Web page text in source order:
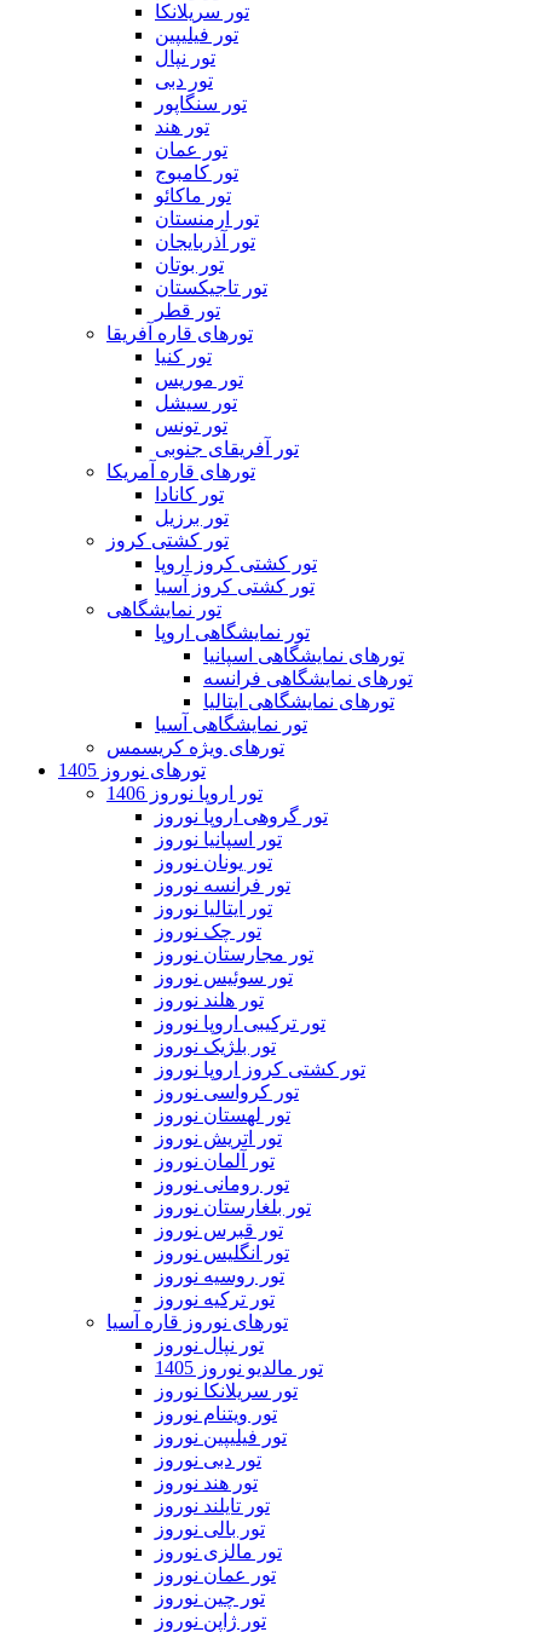
تور سریلانکا
تور فیلیپین
تور نپال
تور دبی
تور سنگاپور
تور هند
تور عمان
تور کامبوج
تور ماکائو
تور ارمنستان
تور آذربایجان
تور بوتان
تور تاجیکستان
تور قطر
تورهای قاره آفریقا
تور کنیا
تور موریس
تور سیشل
تور تونس
تور آفریقای جنوبی
تورهای قاره آمریکا
تور کانادا
تور برزیل
تور کشتی کروز
تور کشتی کروز اروپا
تور کشتی کروز آسیا
تور نمایشگاهی
تور نمایشگاهی اروپا
تورهای نمایشگاهی اسپانیا
تورهای نمایشگاهی فرانسه
تورهای نمایشگاهی ایتالیا
تور نمایشگاهی آسیا
تورهای ویژه کریسمس
تورهای نوروز 1405
تور اروپا نوروز 1406
تور گروهی اروپا نوروز
تور اسپانیا نوروز
تور یونان نوروز
تور فرانسه نوروز
تور ایتالیا نوروز
تور چک نوروز
تور مجارستان نوروز
تور سوئیس نوروز
تور هلند نوروز
تور ترکیبی اروپا نوروز
تور بلژیک نوروز
تور کشتی کروز اروپا نوروز
تور کرواسی نوروز
تور لهستان نوروز
تور اتریش نوروز
تور آلمان نوروز
تور رومانی نوروز
تور بلغارستان نوروز
تور قبرس نوروز
تور انگلیس نوروز
تور روسیه نوروز
تور ترکیه نوروز
تورهای نوروز قاره آسیا
تور نپال نوروز
تور مالدیو نوروز 1405
تور سریلانکا نوروز
تور ویتنام نوروز
تور فیلیپین نوروز
تور دبی نوروز
تور هند نوروز
تور تایلند نوروز
تور بالی نوروز
تور مالزی نوروز
تور عمان نوروز
تور چین نوروز
تور ژاپن نوروز